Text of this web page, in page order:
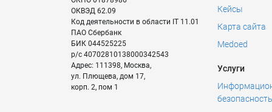
ОКВЭД 62.09
Код деятельности в области IT 11.01
ПАО Сбербанк
БИК 044525225
р/с 40702810138000342543
Адрес: 111398, Москва,
ул. Плющева, дом 17,
корп. 2, пом 1
Кейсы
Карта сайта
Medoed
Услуги
безопасность